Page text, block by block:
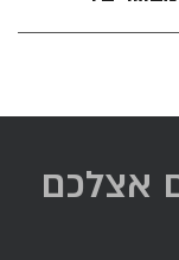
אצלכם